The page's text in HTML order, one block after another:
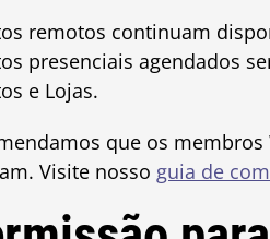
remotos continuam
presenciais agendados
e Lojas.
que os
Visite nosso guia de